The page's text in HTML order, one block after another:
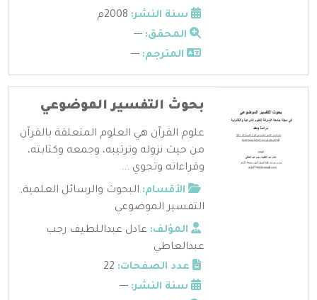
سنة النشر:
المحقق: ---
المترجم: ---
بحوث التفسير الموضوعي
علوم القرآن هي العلوم المتعلقة بالقرآن
من حيث نزوله وترتيبه، وجمعه وكتابته،
وقراءاته وتجوي ...
الأقسام: البحوث والرسائل العلمية,
التفسير الموضوعي
المؤلف: عادل عبداللطيف رجب
عبدالعاطي
عدد الصفحات:
سنة النشر: ---